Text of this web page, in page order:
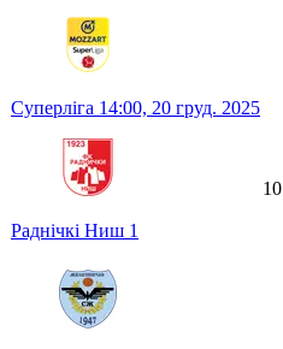
Суперліга 14:00, 20 груд. 2025
Раднічкі Ниш 1
10